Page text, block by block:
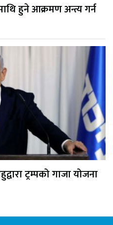
हुने आक्रमण अन्त्य गर्न
ट्रम्पको गाजा योजना